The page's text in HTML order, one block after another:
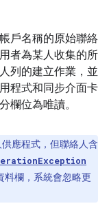
戶名稱的原始聯絡
者為某人收集的所
列的建立作業，並
程式和同步介面卡
欄位為唯讀。
應程式，但聯絡人含
料欄，系統會忽略更